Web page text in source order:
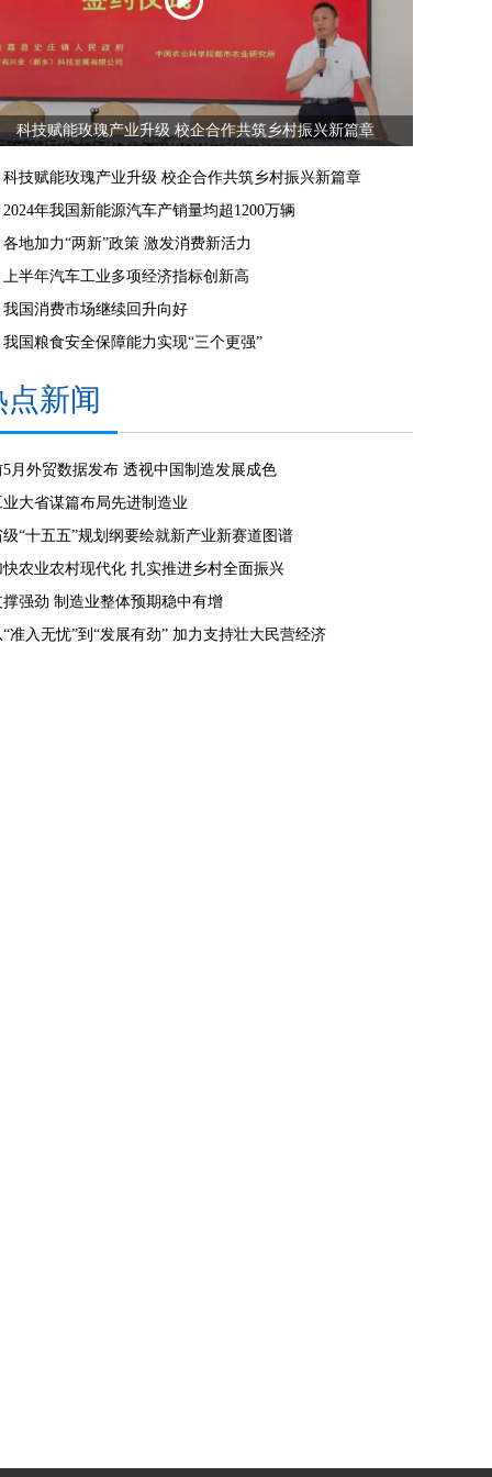
科技赋能玫瑰产业升级 校企合作共筑乡村振兴新篇章
科技赋能玫瑰产业升级 校企合作共筑乡村振兴新篇章
2024年我国新能源汽车产销量均超1200万辆
各地加力“两新”政策 激发消费新活力
上半年汽车工业多项经济指标创新高
我国消费市场继续回升向好
我国粮食安全保障能力实现“三个更强”
点新闻
5月外贸数据发布 透视中国制造发展成色
业大省谋篇布局先进制造业
级“十五五”规划纲要绘就新产业新赛道图谱
快农业农村现代化 扎实推进乡村全面振兴
撑强劲 制造业整体预期稳中有增
“准入无忧”到“发展有劲” 加力支持壮大民营经济